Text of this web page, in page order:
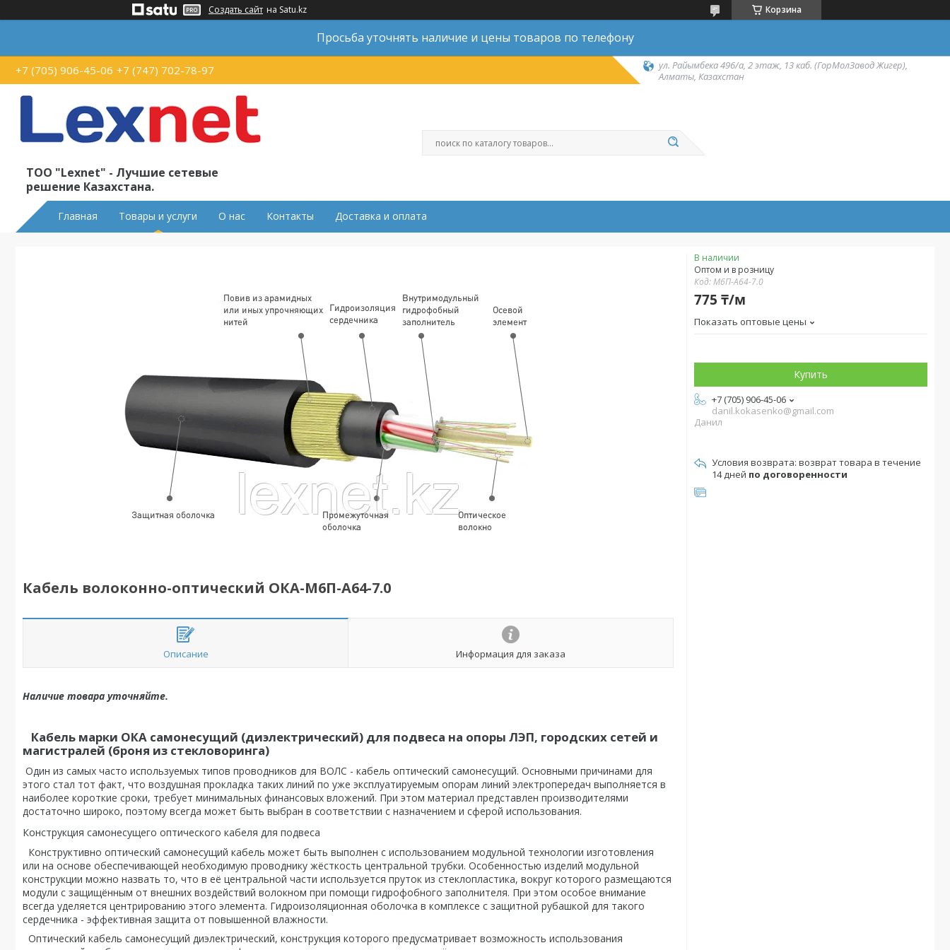
Создать сайт на Satu.kz Корзина
Просьба уточнять наличие и цены товаров по телефону
+7 (705) 906-45-06 +7 (747) 702-78-97
ул. Райымбека 496/а, 2 этаж, 13 каб. (ГорМолЗавод Жигер),
Алматы, Казахстан
ТОО "Lexnet" - Лучшие сетевые
решение Казахстана.
Главная Товары и услуги О нас Контакты Доставка и оплата
Кабель волоконно-оптический ОКА-М6П-А64-7.0
Описание Информация для заказа
Наличие товара уточняйте.
Кабель марки ОКА самонесущий (диэлектрический) для подвеса на опоры ЛЭП, городских сетей и
магистралей (броня из стекловоринга)
Один из самых часто используемых типов проводников для ВОЛС - кабель оптический самонесущий. Основными причинами для
этого стал тот факт, что воздушная прокладка таких линий по уже эксплуатируемым опорам линий электропередач выполняется в
наиболее короткие сроки, требует минимальных финансовых вложений. При этом материал представлен производителями
достаточно широко, поэтому всегда может быть выбран в соответствии с назначением и сферой использования.
Конструкция самонесущего оптического кабеля для подвеса
Конструктивно оптический самонесущий кабель может быть выполнен с использованием модульной технологии изготовления
или на основе обеспечивающей необходимую проводнику жёсткость центральной трубки. Особенностью изделий модульной
конструкции можно назвать то, что в её центральной части используется пруток из стеклопластика, вокруг которого размещаются
модули с защищённым от внешних воздействий волокном при помощи гидрофобного заполнителя. При этом особое внимание
всегда уделяется центрированию этого элемента. Гидроизоляционная оболочка в комплексе с защитной рубашкой для такого
сердечника - эффективная защита от повышенной влажности.
Оптический кабель самонесущий диэлектрический, конструкция которого предусматривает возможность использования
В наличии
Оптом и в розницу
Код:М6П-А64-7.0
775 ₸/м
Показать оптовые цены
Купить
+7 (705) 906-45-06
danil.kokasenko@gmail.com
Данил
возврат товара в течение
14 дней по договоренности